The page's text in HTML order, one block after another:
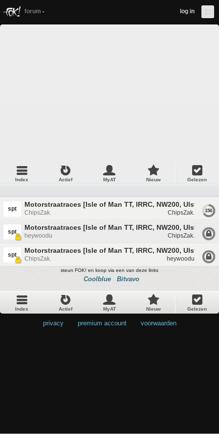
forum log in
Index Actief MyAT Nieuw Gelezen
spt
Motorstraatraces [Isle of Man TT, IRRC, NW200, Ulster GP,
ChipsZak. ChipsZak. 156
spt
Motorstraatraces [Isle of Man TT, IRRC, NW200, Ulster GP,
heywoodu ChipsZak.
spt
Motorstraatraces [Isle of Man TT, IRRC, NW200, Ulster GP,
ChipsZak. heywoodu
steun FOK! en koop via een van deze links
Coolblue Bitvavo
Index Actief MyAT Nieuw Gelezen
privacy premium account voorwaarden